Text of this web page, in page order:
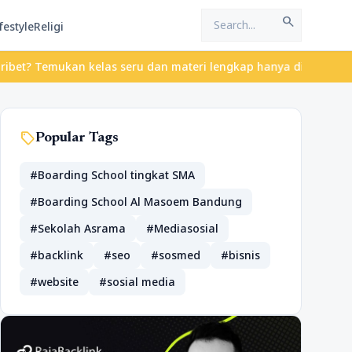
Religi search
kelas seru dan materi lengkap hanya di
sellPopular Tags
#Boarding School tingkat SMA
#Boarding School Al Masoem Bandung
#Sekolah Asrama
#Mediasosial
#backlink
#seo #sosmed
#bisnis
#website
#sosial media